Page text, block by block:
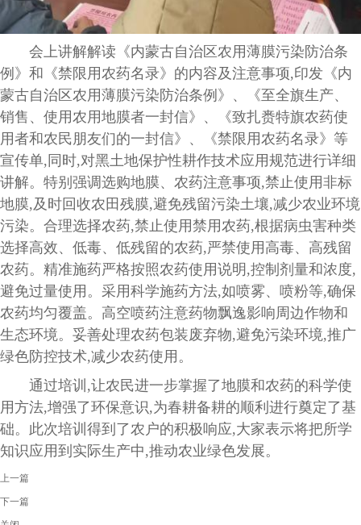
会上讲解解读 《内蒙古自治区农用薄膜污染防治条
例 》和《禁限用农药名录》的内容及注意事项,印发 《内
蒙古自治区农用薄膜污染防治条例 》、《至全旗生产、
销售、使用农用地膜者一封信》、《致扎赉特旗农药使
用者和农民朋友们的一封信》、
《禁限用农药名录》等
宣传单, 同时,对黑土地保护性耕作技术应用规范进行详细
讲解。 特别强调选购地膜、农药注意事项,禁止使用非标
地膜, 及时回收农田残膜,避免残留污染土壤,减少农业环境
污染。合理选择农药,禁止使用禁用农药,根据病虫害种类
选择高效、低毒、低残留的农药,严禁使用高毒、高残留
农药。精准施药严格按照农药使用说明,控制剂量和浓度,
避免过量使用。采用科学施药方法,如喷雾、喷粉等,确保
农药均匀覆盖。高空喷药注意药物飘逸影响周边作物和
生态环境。妥善处理农药包装废弃物,避免污染环境,推广
绿色防控技术,减少农药使用。
通过培训,让农民进一步掌握了地膜和农药的科学使
用方法,增强了环保意识,为春耕备耕的顺利进行奠定了基
础。此次培训得到了农 户的积极响应,大家表示将把所学
知识应用到实际生产中,推动农业绿色发展。
上一篇
下一篇